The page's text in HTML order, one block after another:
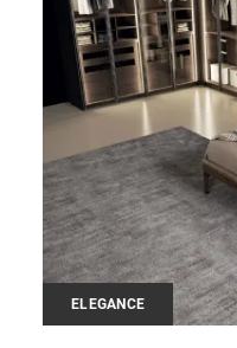
ELEGANCE